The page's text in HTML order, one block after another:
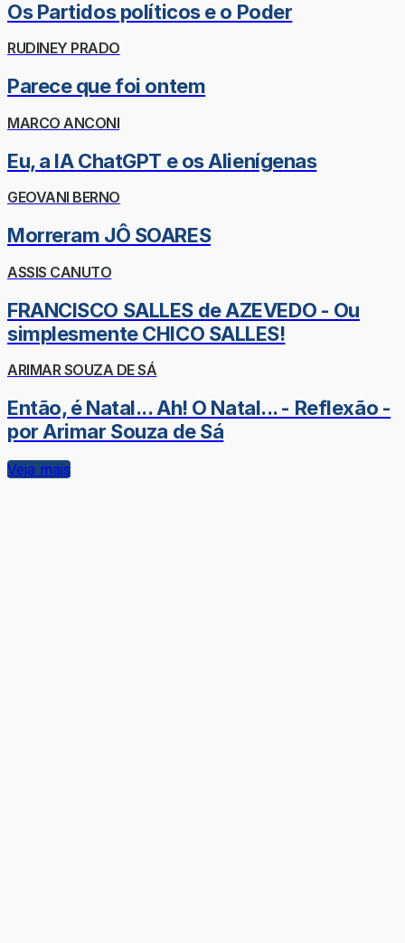
Os Partidos políticos e o Poder
RUDINEY PRADO
Parece que foi ontem
MARCO ANCONI
Eu, a IA ChatGPT e os Alienígenas
GEOVANI BERNO
Morreram JÔ SOARES
ASSIS CANUTO
FRANCISCO SALLES de AZEVEDO - Ou
simplesmente CHICO SALLES!
ARIMAR SOUZA DE SÁ
Então, é Natal... Ah! O Natal... - Reflexão -
por Arimar Souza de Sá
Veja mais